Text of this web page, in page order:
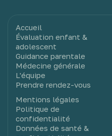
Accueil
Évaluation enfant &
adolescent
Guidance parentale
Médecine générale
L'équipe
Prendre rendez-vous
Mentions légales
Politique de
confidentialité
Données de santé &